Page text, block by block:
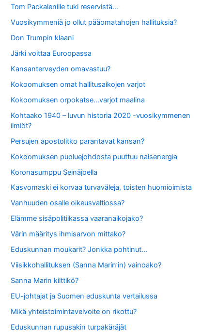
Tom Packalenille tuki reservistä…
Vuosikymmeniä jo ollut pääomatahojen hallituksia?
Don Trumpin klaani
Järki voittaa Euroopassa
Kansanterveyden omavastuu?
Kokoomuksen omat hallitusaikojen varjot
Kokoomuksen orpokatse…varjot maalina
Kohtaako 1940 – luvun historia 2020 -vuosikymmenen
ilmiöt?
Persujen apostolitko parantavat kansan?
Kokoomuksen puoluejohdosta puuttuu naisenergia
Koronasumppu Seinäjoella
Kasvomaski ei korvaa turvaväleja, toisten huomioimista
Vanhuuden osalle oikeusvaltiossa?
Elämme sisäpolitiikassa vaaranaikojako?
Värin määritys ihmisarvon mittako?
Eduskunnan moukarit? Jonkka pohtinut…
Viisikkohallituksen (Sanna Marin’in) vainoako?
Sanna Marin kilttikö?
EU-johtajat ja Suomen eduskunta vertailussa
Mikä yhteistoimintavelvoite on rikottu?
Eduskunnan rupusakin turpakäräjät